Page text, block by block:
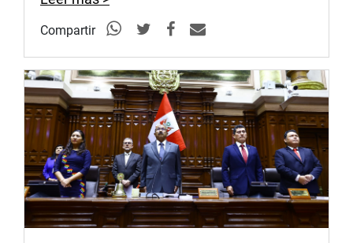
y redes sociales.
http://www.congreso.gob.pe/
Facebook:https://www.facebook.com/congresoperu
Twitter:https://twitter.com/congresoperu
Youtube:http://www.youtube.com/congresoperu
Soundcloud:https://soundcloud.com/radiocongreso
Compartir